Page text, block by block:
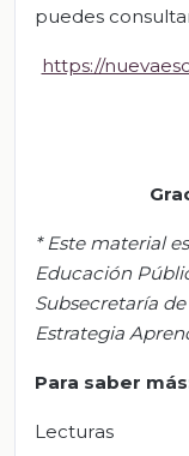
puedes
https://
*Este material
Educación
Subsecretaría
Estrategia
Para saber
Lecturas